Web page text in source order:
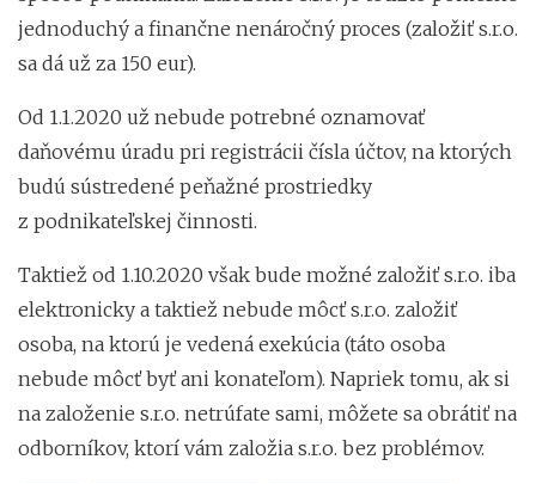
jednoduchý a finančne nenáročný proces (založiť s.r.o.
sa dá už za 150 eur).
Od 1.1.2020 už nebude potrebné oznamovať
daňovému úradu pri registrácii čísla účtov, na ktorých
budú sústredené peňažné prostriedky
z podnikateľskej činnosti.
Taktiež od 1.10.2020 však bude možné založiť s.r.o. iba
elektronicky a taktiež nebude môcť s.r.o. založiť
osoba, na ktorú je vedená exekúcia (táto osoba
nebude môcť byť ani konateľom). Napriek tomu, ak si
na založenie s.r.o. netrúfate sami, môžete sa obrátiť na
odborníkov, ktorí vám založia s.r.o. bez problémov.